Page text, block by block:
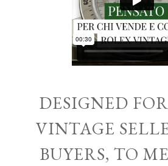
DESIGNED
VINTAGE
BUYERS, TO